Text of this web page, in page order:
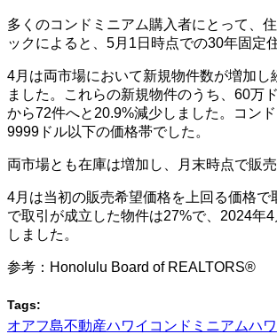
多くのコンドミニアム購入者にとって、
ックによると、5月1日時点での30年固定
4月は両市場において新規物件数が増加
ました。これらの新規物件のうち、60万
から72件へと20.9%減少しました。コン
9999ドル以下の価格帯でした。
両市場とも在庫は増加し、月末時点で販
4月は当初の販売希望価格を上回る価格
で取引が成立した物件は27%で、2024年
しました。
参考：Honolulu Board of REALTORS®
Tags:
オアフ島不動産ハワイコンドミニアムハ